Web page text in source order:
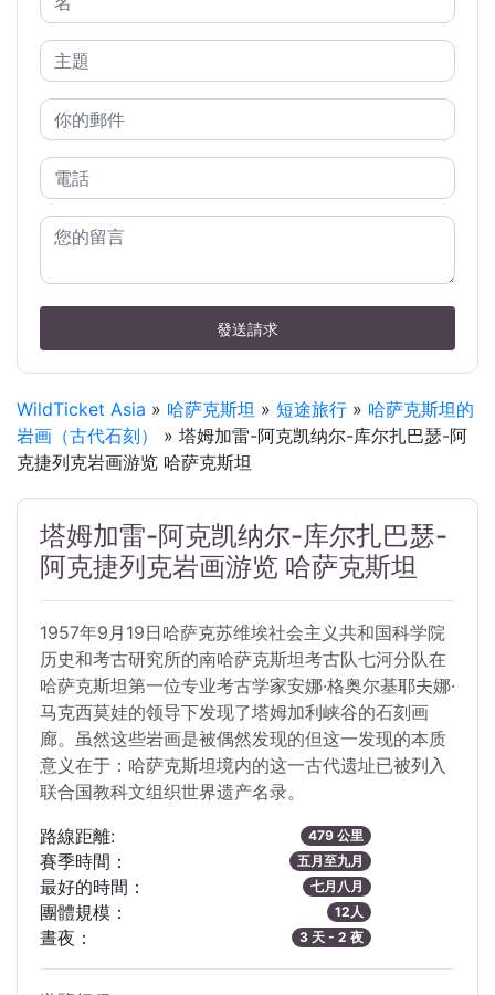
發送請求
WildTicket Asia » 哈萨克斯坦 » 短途旅行 » 哈萨克斯坦的
岩画（古代石刻）
» 塔姆加雷-阿克凯纳尔-库尔扎巴瑟-阿
克捷列克岩画游览 哈萨克斯坦
塔姆加雷-阿克凯纳尔-库尔扎巴瑟-
阿克捷列克岩画游览 哈萨克斯坦
1957年9月19日哈萨克苏维埃社会主义共和国科学院
历史和考古研究所的南哈萨克斯坦考古队七河分队在
哈萨克斯坦第一位专业考古学家安娜·格奥尔基耶夫娜·
马克西莫娃的领导下发现了塔姆加利峡谷的石刻画
廊。虽然这些岩画是被偶然发现的但这一发现的本质
意义在于：哈萨克斯坦境内的这一古代遗址已被列入
联合国教科文组织世界遗产名录。
路線距離:
479 公里
賽季時間： 五月至九月
最好的時間： 七月八月
團體規模： 12人
晝夜： 3 天 - 2 夜